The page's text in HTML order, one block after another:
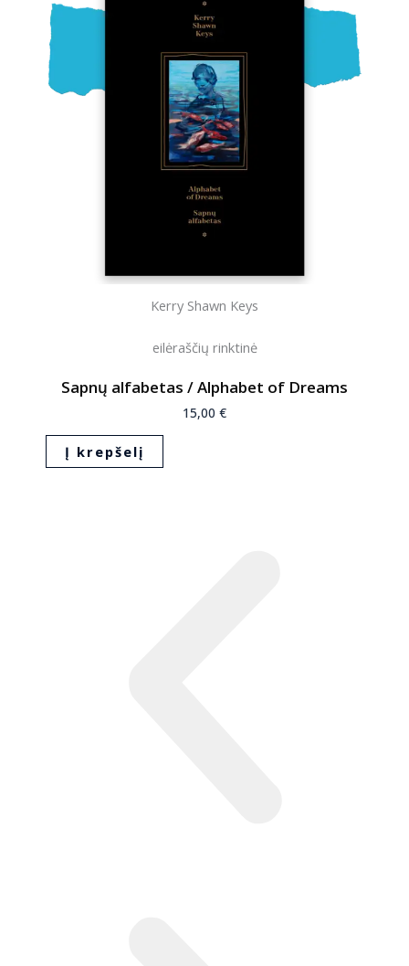
Kerry Shawn Keys
eilėraščių rinktinė
Sapnų alfabetas / Alphabet of Dreams
15,00 €
Į krepšelį